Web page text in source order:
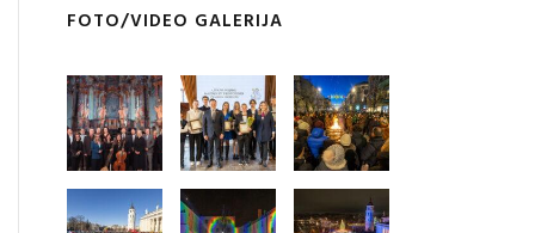
FOTO/VIDEO GALERIJA